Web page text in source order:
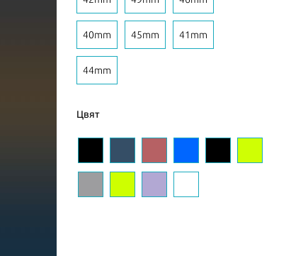
40mm 45mm 41mm
44mm
Цвят